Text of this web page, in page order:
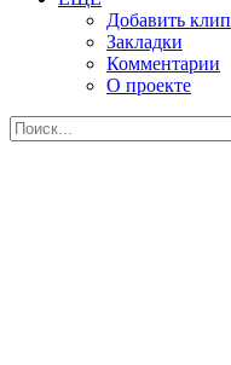
Добавить клип
Закладки
Комментарии
О проекте